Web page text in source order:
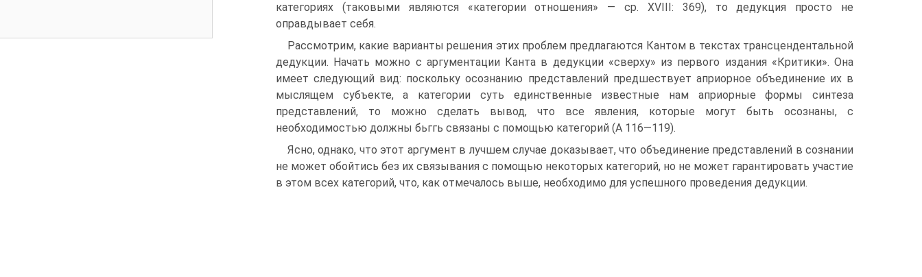
категори­ях (таковыми являются «категории отношения» — ср. XVIII: 369), то дедукция просто не
оправдывает себя.
Рассмотрим, какие варианты решения этих проблем предлага­ются Кантом в текстах трансцендентальной
дедукции. Начать можно с аргументации Канта в дедукции «сверху» из первого изда­ния «Критики». Она
имеет следующий вид: поскольку осознанию представлений предшествует априорное объединение их в
мысля­щем субъекте, а категории суть единственные известные нам апри­орные формы синтеза
представлений, то можно сделать вывод, что все явления, которые могут быть осознаны, с
необходимостью должны бьггь связаны с помощью категорий (А 116—119).
Ясно, однако, что этот аргумент в лучшем случае доказывает, что объединение представлений в сознании
не может обойтись без их связывания с помощью некоторых категорий, но не может га­рантировать участие
в этом всех категорий, что, как отмечалось выше, необходимо для успешного проведения дедукции.